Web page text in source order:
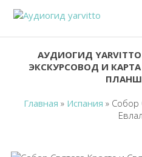
АУДИОГИД
ЭКСКУРСОВОД И
Главная » Испания » Собор